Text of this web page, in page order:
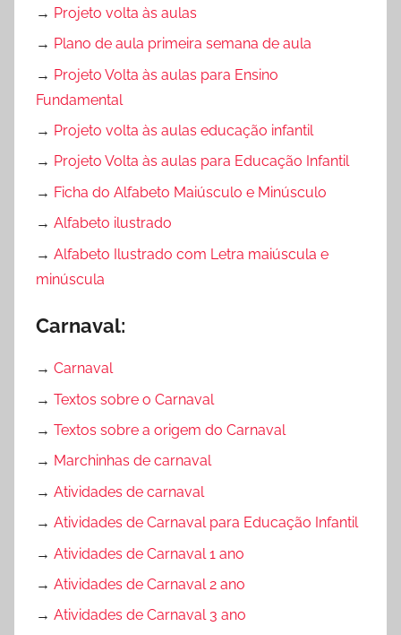
→ Projeto volta às aulas
→ Plano de aula primeira semana de aula
→ Projeto Volta às aulas para Ensino
Fundamental
→ Projeto volta às aulas educação infantil
→ Projeto Volta às aulas para Educação Infantil
→ Ficha do Alfabeto Maiúsculo e Minúsculo
→ Alfabeto ilustrado
→ Alfabeto Ilustrado com Letra maiúscula e
minúscula
Carnaval:
→ Carnaval
→ Textos sobre o Carnaval
→ Textos sobre a origem do Carnaval
→ Marchinhas de carnaval
→ Atividades de carnaval
→ Atividades de Carnaval para Educação Infantil
→ Atividades de Carnaval 1 ano
→ Atividades de Carnaval 2 ano
→ Atividades de Carnaval 3 ano